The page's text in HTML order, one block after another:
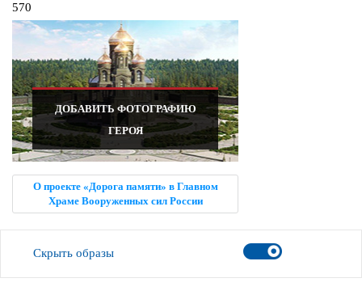
570
ДОБАВИТЬ ФОТОГРАФИЮ
ГЕРОЯ
О проекте «Дорога памяти» в Главном
Храме Вооруженных сил России
Скрыть образы